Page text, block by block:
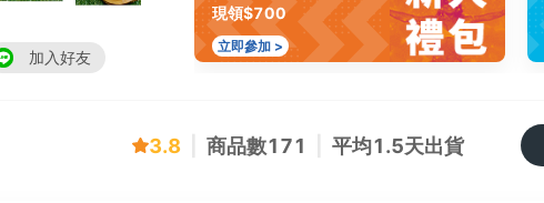
加入好友
現領$700
立即參加 >
3.8 商品數171 平均1.5天出貨